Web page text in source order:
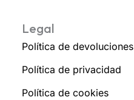
Legal
Política de devoluciones
Política de privacidad
Política de cookies